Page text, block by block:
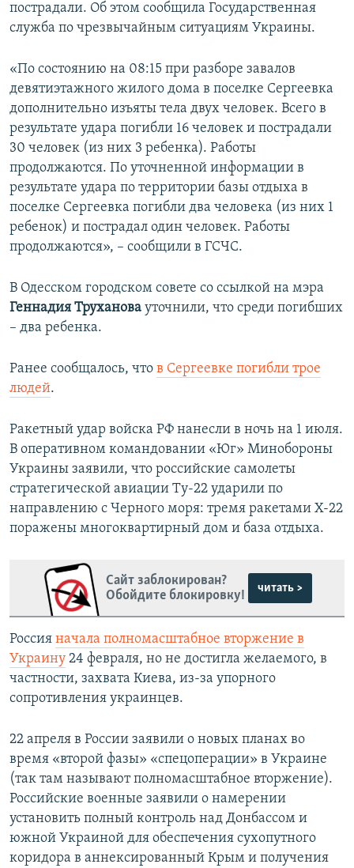
пострадали. Об этом сообщила Государственная
служба по чрезвычайным ситуациям Украины.
«По состоянию на 08:15 при разборе завалов
девятиэтажного жилого дома в поселке Сергеевка
дополнительно изъяты тела двух человек. Всего в
результате удара погибли 16 человек и пострадали
30 человек (из них 3 ребенка). Работы
продолжаются. По уточненной информации в
результате удара по территории базы отдыха в
поселке Сергеевка погибли два человека (из них 1
ребенок) и пострадал один человек. Работы
продолжаются», – сообщили в ГСЧС.
В Одесском городском совете со ссылкой на мэра
Геннадия Труханова уточнили, что среди погибших
– два ребенка.
Ранее сообщалось, что в Сергеевке погибли трое
людей.
Ракетный удар войска РФ нанесли в ночь на 1 июля.
В оперативном командовании «Юг» Минобороны
Украины заявили, что российские самолеты
стратегической авиации Ту-22 ударили по
направлению с Черного моря: тремя ракетами Х-22
поражены многоквартирный дом и база отдыха.
Сайт заблокирован?
Обойдите блокировку!
читать >
Россия начала полномасштабное вторжение в
Украину 24 февраля, но не достигла желаемого, в
частности, захвата Киева, из-за упорного
сопротивления украинцев.
22 апреля в России заявили о новых планах во
время «второй фазы» «спецоперации» в Украине
(так там называют полномасштабное вторжение).
Российские военные заявили о намерении
установить полный контроль над Донбассом и
южной Украиной для обеспечения сухопутного
коридора в аннексированный Крым и получения